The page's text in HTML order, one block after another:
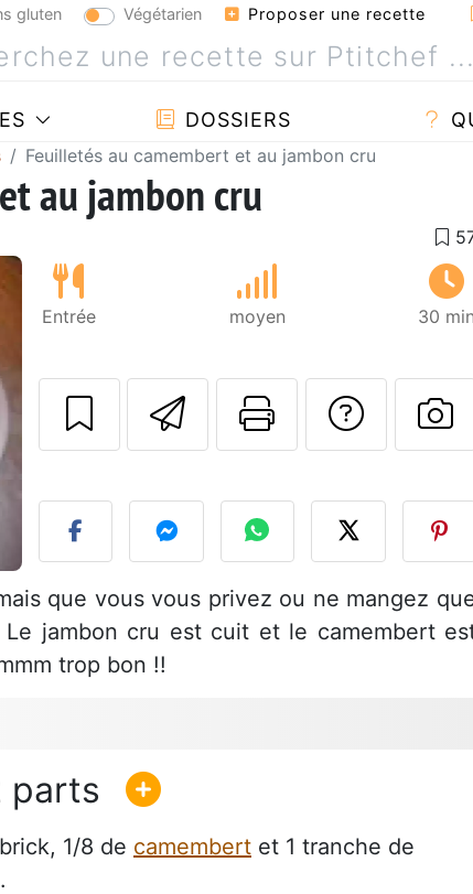
gluten Végétarien Proposer une recette
DOSSIERS
Feuilletés au camembert et au jambon cru
au jambon cru
Entrée moyen 30 min
Envoyer cette
Imprimer
que vous vous privez ou ne mangez
jambon cru est cuit et le camembert
trop bon !!
1/8 de camembert et 1 tranche de